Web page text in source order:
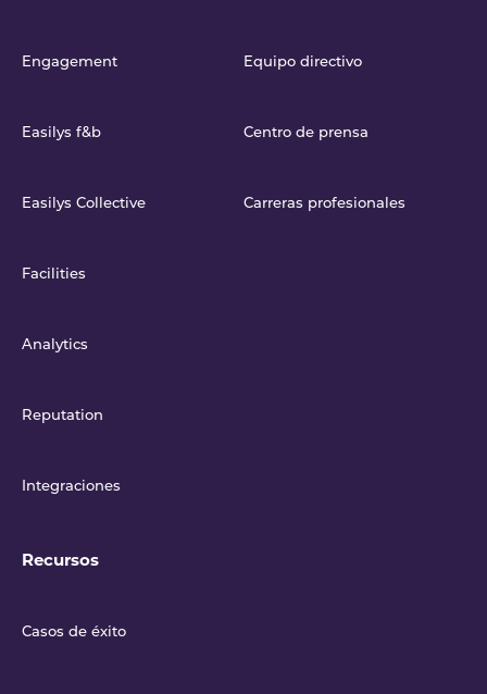
Engagement
Easilys f&b
Easilys Collective
Facilities
Analytics
Reputation
Integraciones
Equipo directivo
Centro de prensa
Carreras profesionales
Recursos
Casos de éxito